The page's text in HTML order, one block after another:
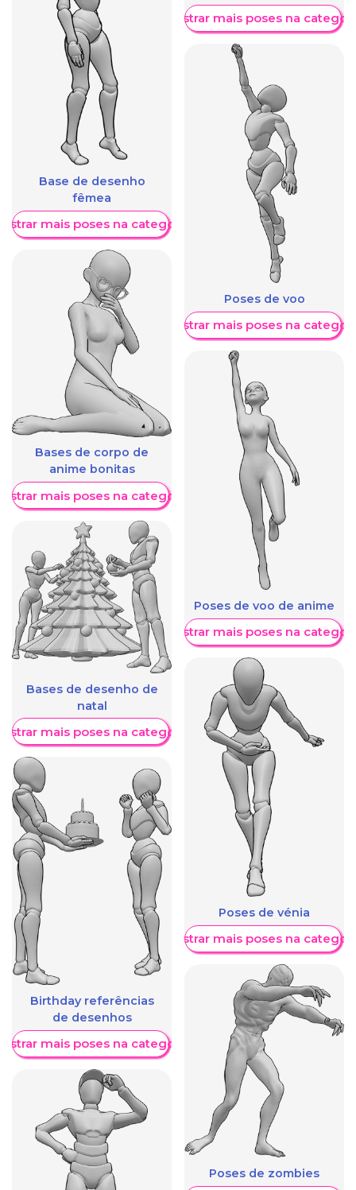
Base de desenho
fêmea
mais poses na categoria
Bases de corpo de
anime bonitas
mais poses na categoria
Bases de desenho de
natal
mais poses na categoria
Birthday referências
de desenhos
mais poses na categoria
Mostrar mais poses na
Poses de voo
Mostrar mais poses na
Poses de voo de anime
Mostrar mais poses na
Poses de vénia
Mostrar mais poses na
Poses de zombies